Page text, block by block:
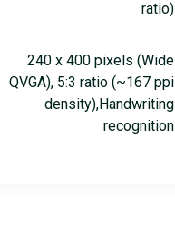
ratio)
240 x 400 pixels (Wide
QVGA), 5:3 ratio (~167 ppi
density),Handwriting
recognition